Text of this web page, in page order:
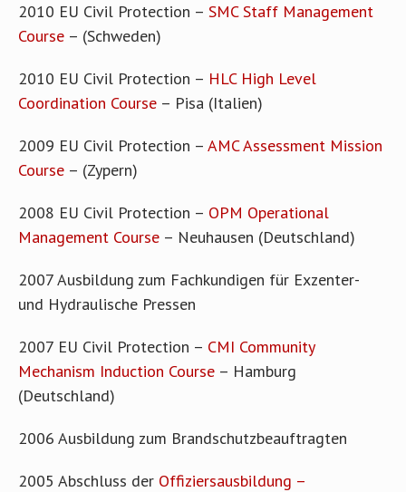
2010 EU Civil Protection – SMC Staff Management
Course – (Schweden)
2010 EU Civil Protection – HLC High Level
Coordination Course – Pisa (Italien)
2009 EU Civil Protection – AMC Assessment Mission
Course – (Zypern)
2008 EU Civil Protection – OPM Operational
Management Course – Neuhausen (Deutschland)
2007 Ausbildung zum Fachkundigen für Exzenter-
und Hydraulische Pressen
2007 EU Civil Protection – CMI Community
Mechanism Induction Course – Hamburg
(Deutschland)
2006 Ausbildung zum Brandschutzbeauftragten
2005 Abschluss der Offiziersausbildung –